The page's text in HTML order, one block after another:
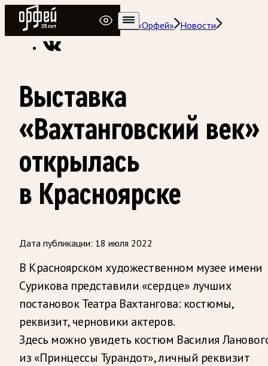
Радио Орфей
Радио классической музыки «Орфей» Новости
Выставка
«Вахтанговский век»
открылась
в Красноярске
Дата публикации: 18 июля 2022
В Красноярском художественном музее имени
Сурикова представили «сердце» лучших
постановок Театра Вахтангова: костюмы,
реквизит, черновики актеров.
Здесь можно увидеть костюм Василия
из «Принцессы Турандот», личный реквизит